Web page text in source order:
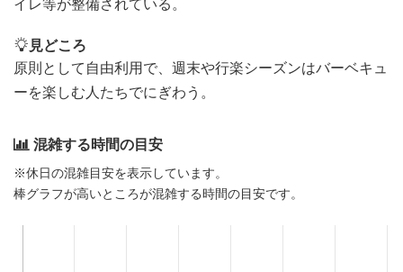
見どころ
原則として自由利用で、週末や行楽シーズンはバーベキュ
ーを楽しむ人たちでにぎわう。
混雑する時間の目安
※休日の混雑目安を表示しています。
棒グラフが高いところが混雑する時間の目安です。